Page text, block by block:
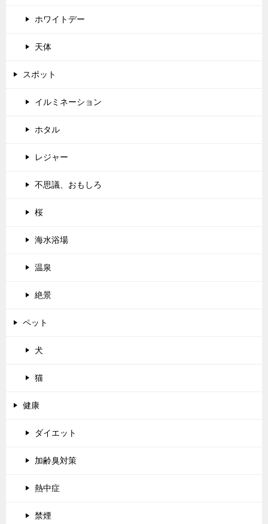
ホワイトデー
天体
スポット
イルミネーション
ホタル
レジャー
不思議、おもしろ
桜
海水浴場
温泉
絶景
ペット
犬
猫
健康
ダイエット
加齢臭対策
熱中症
禁煙